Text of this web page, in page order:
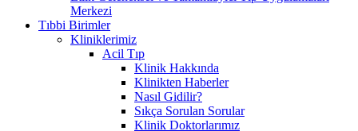
Merkezi
Tıbbi Birimler
Kliniklerimiz
Acil Tıp
Klinik Hakkında
Klinikten Haberler
Nasıl Gidilir?
Sıkça Sorulan Sorular
Klinik Doktorlarımız